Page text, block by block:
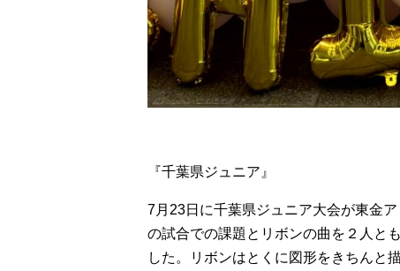
『千葉県ジュニア』
7月23日に千葉県ジュニア大会が東金
の試合での課題とリボンの曲を２人と
した。リボンはとくに図形をきちんと